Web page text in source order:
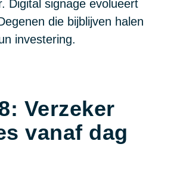
Digital signage evolueert
die bijblijven halen
investering.
Verzeker
vanaf dag